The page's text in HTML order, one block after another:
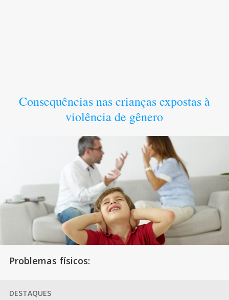
Consequências nas crianças expostas à
violência de gênero
Problemas físicos:
DESTAQUES